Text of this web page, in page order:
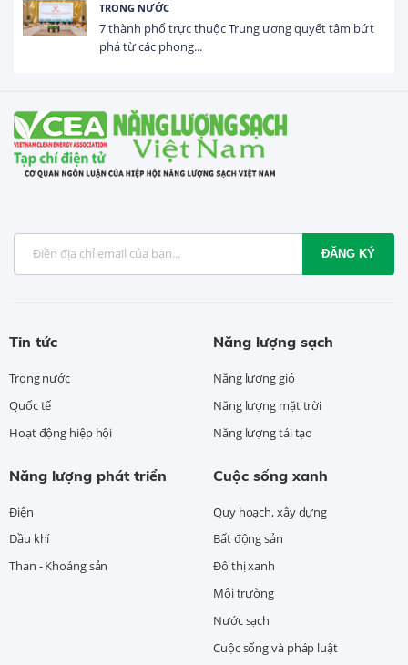
NƯỚC
phố trực thuộc Trung ương quyết tâm bứt
ĐĂNG KÝ
Tin tức
Trong nước
Quốc tế
Hoạt động hiệp hội
Năng lượng sạch
Năng lượng gió
Năng lượng mặt trời
Năng lượng tái tạo
Năng lượng phát triển
Điện
Dầu khí
Than - Khoáng sản
Cuộc sống xanh
Quy hoạch, xây dựng
Bất động sản
Đô thị xanh
Môi trường
Nước sạch
Cuộc sống và pháp luật